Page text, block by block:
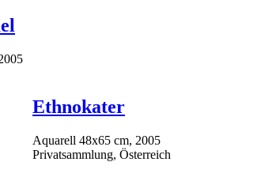
Ethnokater
Aquarell 48x65 cm, 2005
Privatsammlung, Österreich